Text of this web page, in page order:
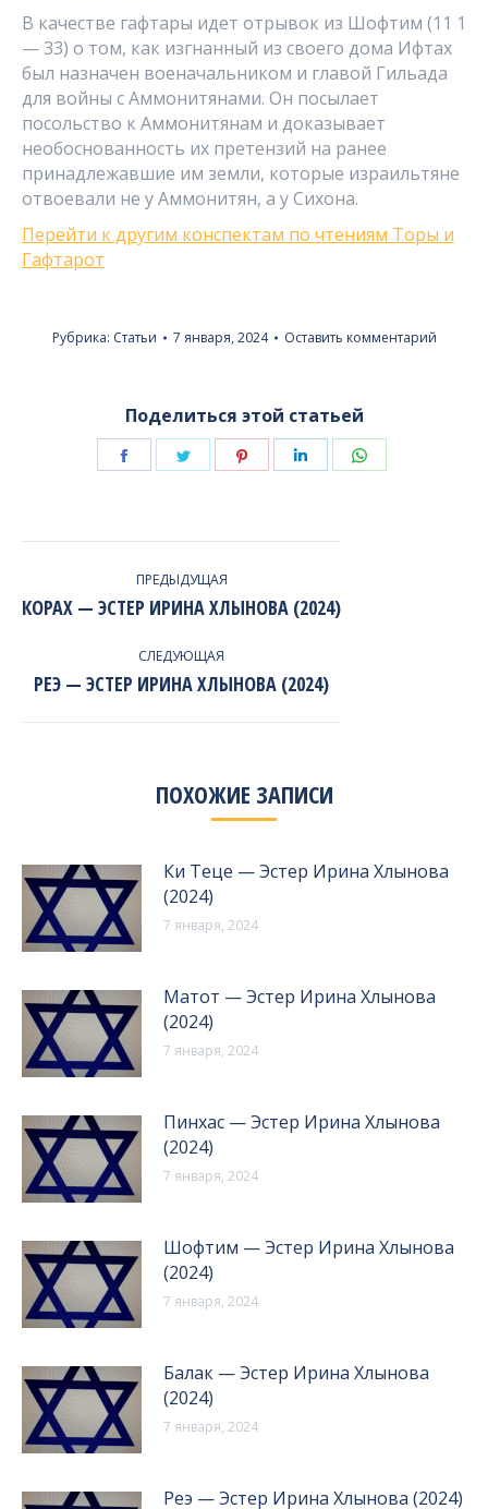
В качестве гафтары идет отрывок из Шофтим (11 1
— 33) о том, как изгнанный из своего дома Ифтах
был назначен военачальником и главой Гильада
для войны с Аммонитянами. Он посылает
посольство к Аммонитянам и доказывает
необоснованность их претензий на ранее
принадлежавшие им земли, которые израильтяне
отвоевали не у Аммонитян, а у Сихона.
Перейти к другим конспектам по чтениям Торы и
Гафтарот
Рубрика: Статьи 7 января, 2024 Оставить комментарий
Поделиться этой статьей
ПоделитьсяПоделитьсяПоделитьсяПоделиться
НАВИГАЦИЯ
ПО
ЗАПИСЯМ
ПРЕДЫДУЩАЯ
Предыдущая
КОРАХ — ЭСТЕР ИРИНА ХЛЫНОВА (2024)
СЛЕДУЮЩАЯ
Следующая
РЕЭ — ЭСТЕР ИРИНА ХЛЫНОВА (2024)
ПОХОЖИЕ ЗАПИСИ
Ки Теце — Эстер Ирина Хлынова
(2024)
7 января, 2024
Матот — Эстер Ирина Хлынова
(2024)
7 января, 2024
Пинхас — Эстер Ирина Хлынова
(2024)
7 января, 2024
Шофтим — Эстер Ирина Хлынова
(2024)
7 января, 2024
Балак — Эстер Ирина Хлынова
(2024)
7 января, 2024
Реэ — Эстер Ирина Хлынова (2024)